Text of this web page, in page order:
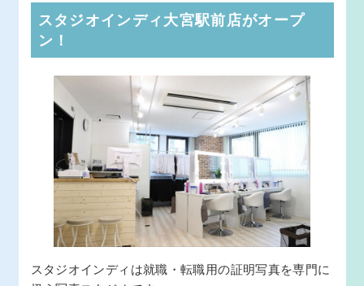
スタジオインディ大宮駅前店がオープ
ン！
スタジオインディは就職・転職用の証明写真を専門に